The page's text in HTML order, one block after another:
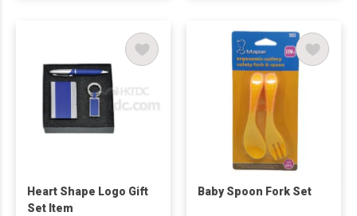
Heart Shape Logo Gift
Set Item
Baby Spoon Fork Set